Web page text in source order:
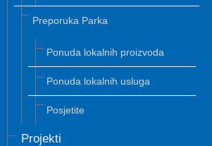
Preporuka Parka
Ponuda lokalnih proizvoda
Ponuda lokalnih usluga
Posjetite
Projekti